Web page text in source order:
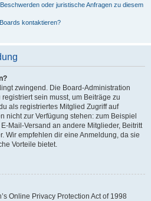
oder juristische Anfragen zu diesem
kontaktieren?
zwingend. Die Board-Administration
sein musst, um Beiträge zu
als registriertes Mitglied Zugriff auf
nicht zur Verfügung stehen: zum Beispiel
Mail-Versand an andere Mitglieder, Beitritt
Wir empfehlen dir eine Anmeldung, da sie
Vorteile bietet.
Online Privacy Protection Act of 1998